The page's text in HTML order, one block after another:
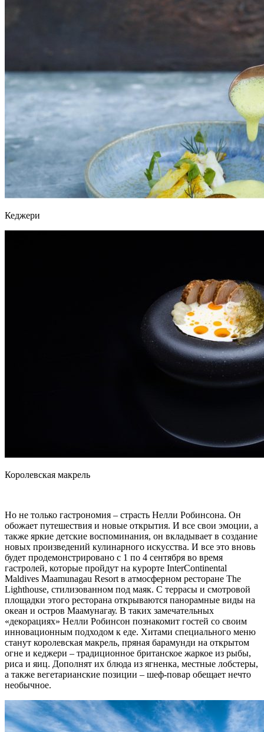
Кеджери
Королевская макрель
Но не только гастрономия – страсть Нелли Робинсона. Он
обожает путешествия и новые открытия. И все свои эмоции, а
также яркие детские воспоминания, он вкладывает в создание
новых произведений кулинарного искусства. И все это вновь
будет продемонстрировано с 1 по 4 сентября во время
гастролей, которые пройдут на курорте InterContinental
Maldives Maamunagau Resort в атмосферном ресторане The
Lighthouse, стилизованном под маяк. С террасы и смотровой
площадки этого ресторана открываются панорамные виды на
океан и остров Маамунагау. В таких замечательных
«декорациях» Нелли Робинсон познакомит гостей со своим
инновационным подходом к еде. Хитами специального меню
станут королевская макрель, пряная барамунди на открытом
огне и кеджери – традиционное британское жаркое из рыбы,
риса и яиц. Дополнят их блюда из ягненка, местные лобстеры,
а также вегетарианские позиции – шеф-повар обещает нечто
необычное.